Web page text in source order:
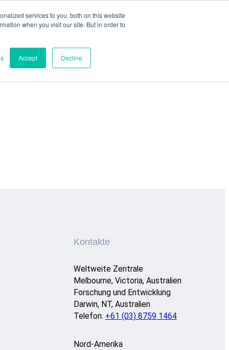
services to you, both on this website
when you visit our site. But in order to
Accept Decline
Kontakte
Weltweite Zentrale
Melbourne, Victoria, Australien
Forschung und Entwicklung
Darwin, NT, Australien
Telefon: +61 (03) 8759 1464
Nord-Amerika